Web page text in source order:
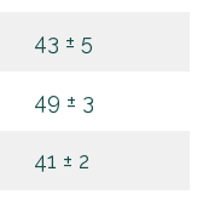
43 ± 5
49 ± 3
41 ± 2